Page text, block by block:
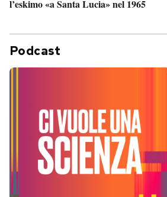
l’eskimo «a Santa Lucia» nel 1965
Podcast